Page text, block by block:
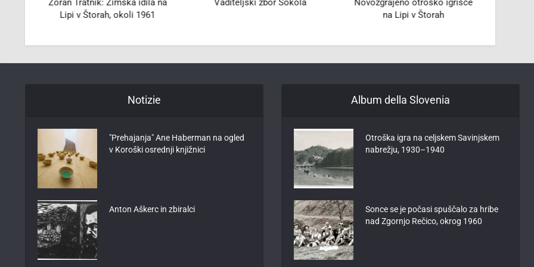
Zoran Tratnik: Zimska idila na
Lipi v Štorah, okoli 1961
Vaditeljski zbor Sokola
Novozgrajeno otroško igrišče
na Lipi v Štorah
Notizie
"Prehajanja" Ane Haberman na ogled
v Koroški osrednji knjižnici
Anton Aškerc in zbiralci
Album della Slovenia
Otroška igra na celjskem Savinjskem
nabrežju, 1930–1940
Sonce se je počasi spuščalo za hribe
nad Zgornjo Rečico, okrog 1960